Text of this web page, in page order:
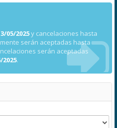
05/2025y cancelaciones hasta
serán aceptadas hasta
serán aceptadas
2025.